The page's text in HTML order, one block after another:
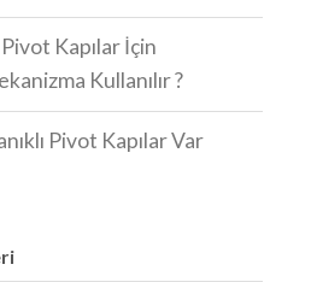
Kapılar İçin
Kullanılır ?
Pivot Kapılar Var